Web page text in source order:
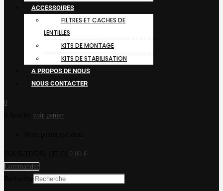
ACCESSOIRES
FILTRES ET CACHES DE
LENTILLES
KITS DE MONTAGE
KITS DE STABILISATION
A PROPOS DE NOUS
NOUS CONTACTER
0
voir panier
0,00 €
Commander